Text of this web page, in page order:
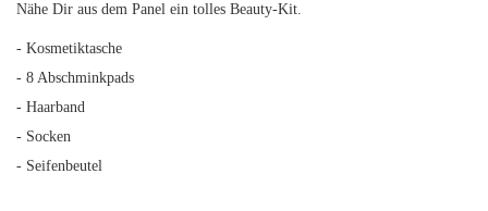
Nähe Dir aus dem Panel ein tolles Beauty-Kit.
- Kosmetiktasche
- 8 Abschminkpads
- Haarband
- Socken
- Seifenbeutel